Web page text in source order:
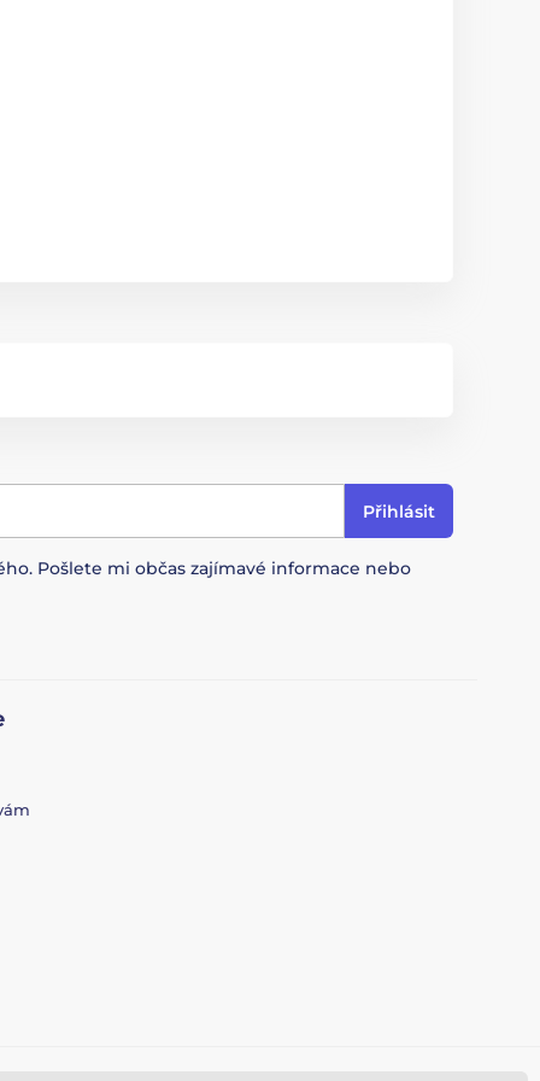
Přihlásit
Pošlete mi občas zajímavé informace nebo